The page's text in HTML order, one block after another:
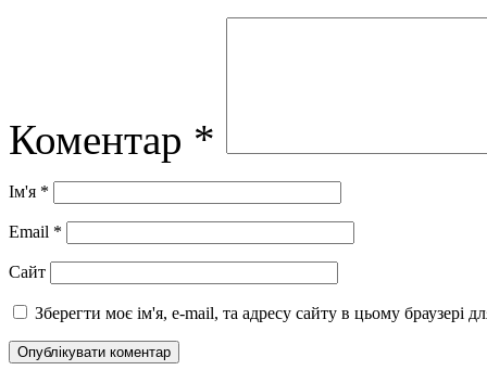
Коментар *
Ім'я *
Email *
Сайт
Зберегти моє ім'я, e-mail, та адресу сайту в цьому браузері